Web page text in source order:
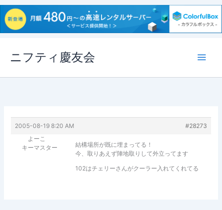
ス
ニフティ慶友会
2005-08-19 8:20 AM
#28273
よーこ
キーマスター
結構場所が既に埋まってる！
今、取りあえず陣地取りして外立ってます
102はチェリーさんがクーラー入れてくれてる